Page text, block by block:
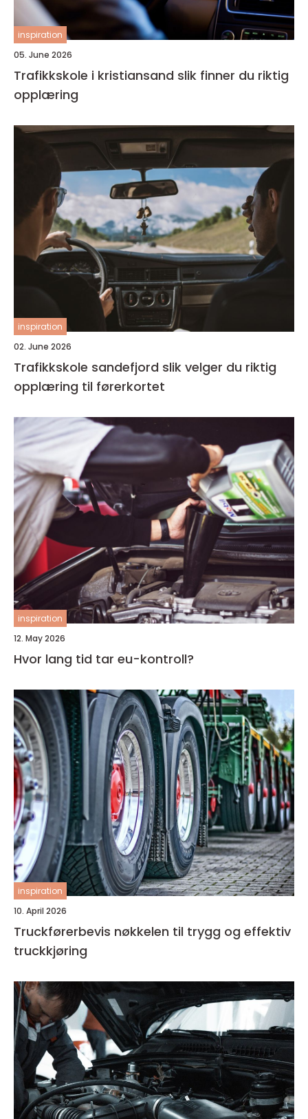
inspiration
05. June 2026
Trafikkskole i kristiansand slik finner du riktig
opplæring
inspiration
02. June 2026
Trafikkskole sandefjord slik velger du riktig
opplæring til førerkortet
inspiration
12. May 2026
Hvor lang tid tar eu-kontroll?
inspiration
10. April 2026
Truckførerbevis nøkkelen til trygg og effektiv
truckkjøring